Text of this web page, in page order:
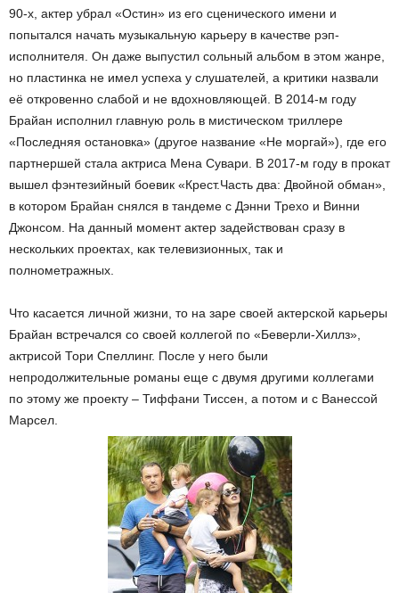
90-х, актер убрал «Остин» из его сценического имени и
попытался начать музыкальную карьеру в качестве рэп-
исполнителя. Он даже выпустил сольный альбом в этом жанре,
но пластинка не имел успеха у слушателей, а критики назвали
её откровенно слабой и не вдохновляющей. В 2014-м году
Брайан исполнил главную роль в мистическом триллере
«Последняя остановка» (другое название «Не моргай»), где его
партнершей стала актриса Мена Сувари. В 2017-м году в прокат
вышел фэнтезийный боевик «Крест.Часть два: Двойной обман»,
в котором Брайан снялся в тандеме с Дэнни Трехо и Винни
Джонсом. На данный момент актер задействован сразу в
нескольких проектах, как телевизионных, так и
полнометражных.
Что касается личной жизни, то на заре своей актерской карьеры
Брайан встречался со своей коллегой по «Беверли-Хиллз»,
актрисой Тори Спеллинг. После у него были
непродолжительные романы еще с двумя другими коллегами
по этому же проекту – Тиффани Тиссен, а потом и с Ванессой
Марсел.